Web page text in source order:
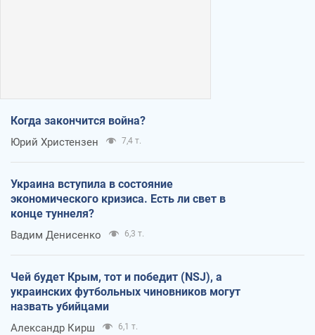
Когда закончится война?
Юрий Христензен 7,4 т.
Украина вступила в состояние
экономического кризиса. Есть ли свет в
конце туннеля?
Вадим Денисенко 6,3 т.
Чей будет Крым, тот и победит (NSJ), а
украинских футбольных чиновников могут
назвать убийцами
Александр Кирш 6,1 т.